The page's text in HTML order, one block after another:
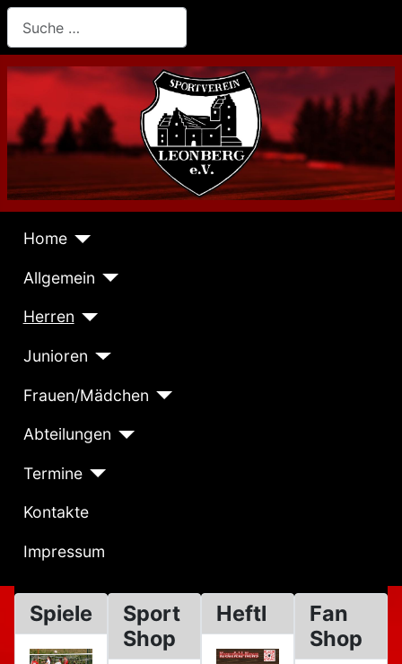
Home
Allgemein
Herren
Junioren
Frauen/Mädchen
Abteilungen
Termine
Kontakte
Impressum
Spiele
Sport
Shop
Heftl
Fan
Shop